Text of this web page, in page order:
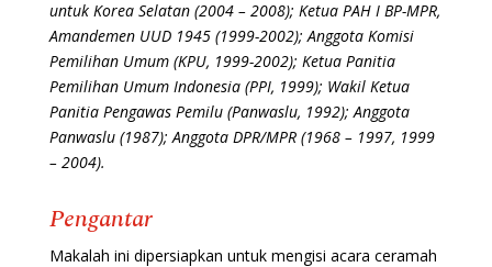
untuk Korea Selatan (2004 – 2008); Ketua PAH I BP-MPR,
Amandemen UUD 1945 (1999-2002); Anggota Komisi
Pemilihan Umum (KPU, 1999-2002); Ketua Panitia
Pemilihan Umum Indonesia (PPI, 1999); Wakil Ketua
Panitia Pengawas Pemilu (Panwaslu, 1992); Anggota
Panwaslu (1987); Anggota DPR/MPR (1968 – 1997, 1999
– 2004).
Pengantar
Makalah ini dipersiapkan untuk mengisi acara ceramah